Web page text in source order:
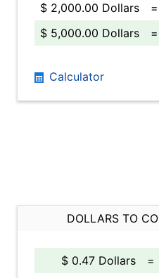
$ 2,000.00 Dollars
=
$ 5,000.00 Dollars
=
Calculator
DOLLARS TO
$ 0.47 Dollars =